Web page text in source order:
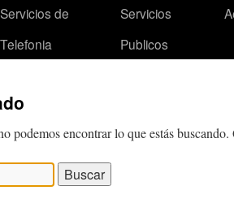
Servicios de
Telefonia
Servicios
Publicos
podemos encontrar lo que estás